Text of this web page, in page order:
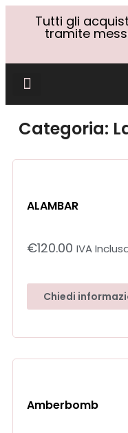
Tutti gli
tramite
Categoria:
ALAMBAR
€120.00 IVA
Chiedi
Amberbomb